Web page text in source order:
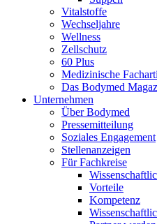
Vitalstoffe
Wechseljahre
Wellness
Zellschutz
60 Plus
Medizinische
Das Bodymed
Unternehmen
Über Bodymed
Pressemitteilung
Soziales Engagement
Stellenanzeigen
Für Fachkreise
Vorteile
Kompetenz